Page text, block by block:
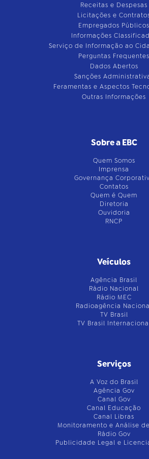
Receitas e Despesas
Licitações e
Empregados Públicos
Informações
Serviço de Informação ao
Perguntas Frequentes
Dados Abertos
Sanções
Feramentas e Aspectos
Outras Informações
Sobre a EBC
Quem Somos
Imprensa
Governança
Contatos
Quem é Quem
Diretoria
Ouvidoria
RNCP
Veículos
Agência Brasil
Rádio Nacional
Rádio MEC
Radioagência
TV Brasil
TV Brasil
Serviços
A Voz do Brasil
Agência Gov
Canal Gov
Canal Educação
Canal Libras
Monitoramento e Análise
Rádio Gov
Publicidade Legal e